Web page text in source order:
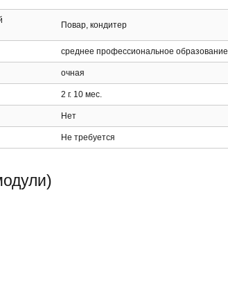
Повар, кондитер
среднее профессиональное образование
очная
2 г. 10 мес.
Нет
Не требуется